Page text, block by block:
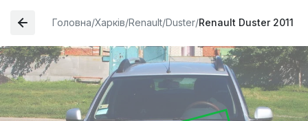
Головна/Харків/Renault/Duster/Renault Duster 2011